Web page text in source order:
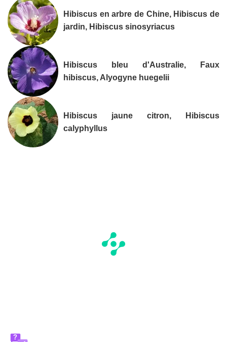
Hibiscus en arbre de Chine, Hibiscus de
jardin, Hibiscus sinosyriacus
Hibiscus bleu d'Australie, Faux
hibiscus, Alyogyne huegelii
Hibiscus jaune citron, Hibiscus
calyphyllus
?